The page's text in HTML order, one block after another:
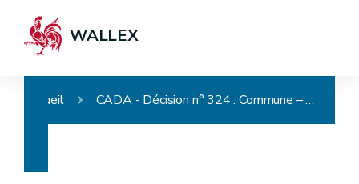
WALLEX
Accueil CADA - Décision n° 324 : Commune – Procès-verbal de collège et de conseils communaux – Projet de délibération – Budget – Document communiqué – Recours sans objet